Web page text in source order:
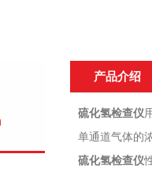
产品介绍
硫化氢检查仪
单通道气体的
硫化氢检查仪